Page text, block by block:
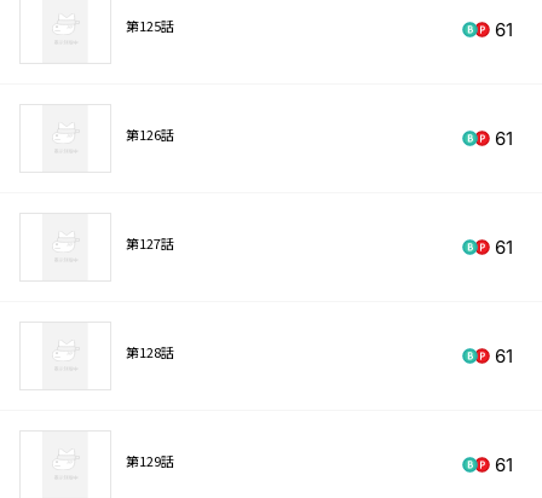
第125話 61
第126話 61
第127話 61
第128話 61
第129話 61